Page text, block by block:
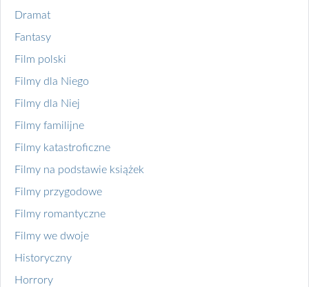
Dramat
Fantasy
Film polski
Filmy dla Niego
Filmy dla Niej
Filmy familijne
Filmy katastroficzne
Filmy na podstawie książek
Filmy przygodowe
Filmy romantyczne
Filmy we dwoje
Historyczny
Horrory